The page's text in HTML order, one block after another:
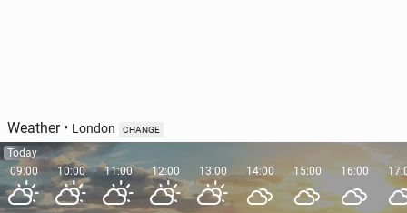
Weather• London CHANGE
Today
09:00
10:00 11:00 12:00 13:00 14:00 15:00 16:00